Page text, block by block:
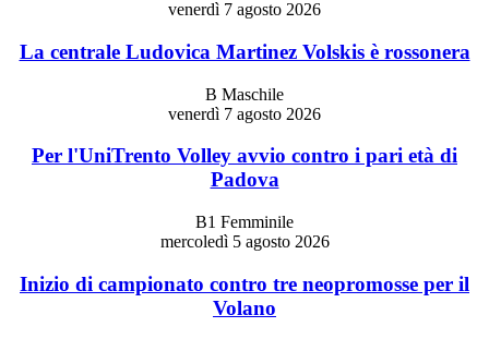
venerdì 7 agosto 2026
La centrale Ludovica Martinez Volskis è rossonera
B Maschile
venerdì 7 agosto 2026
Per l'UniTrento Volley avvio contro i pari età di
Padova
B1 Femminile
mercoledì 5 agosto 2026
Inizio di campionato contro tre neopromosse per il
Volano